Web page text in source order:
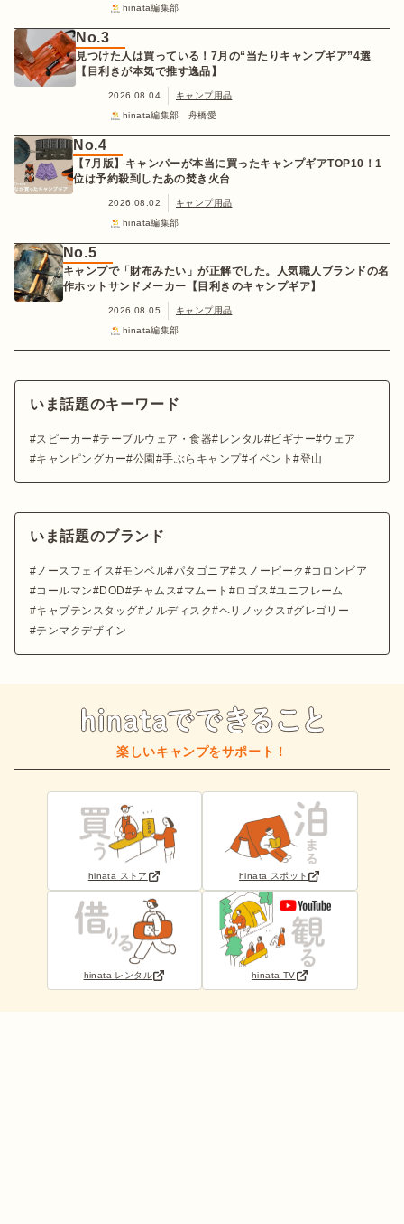
hinata編集部
No.3
見つけた人は買っている！7月の“当たりキャンプギア”4選
【目利きが本気で推す逸品】
2026.08.04
キャンプ用品
hinata編集部 舟橋愛
No.4
【7月版】キャンパーが本当に買ったキャンプギアTOP10！1
位は予約殺到したあの焚き火台
2026.08.02
キャンプ用品
hinata編集部
No.5
キャンプで「財布みたい」が正解でした。人気職人ブランドの名
作ホットサンドメーカー【目利きのキャンプギア】
2026.08.05
キャンプ用品
hinata編集部
いま話題のキーワード
スピーカー テーブルウェア・食器 レンタル ビギナー
ウェア
キャンピングカー 公園 手ぶらキャンプ イベント 登山
いま話題のブランド
ノースフェイス モンベル パタゴニア スノーピーク
コロンビア
コールマン
DOD チャムス マムート ロゴス
ユニフレーム
キャプテンスタッグ
ノルディスク ヘリノックス
グレゴリー
テンマクデザイン
楽しいキャンプをサポート！
hinata ストア hinata スポット
hinata レンタル hinata TV